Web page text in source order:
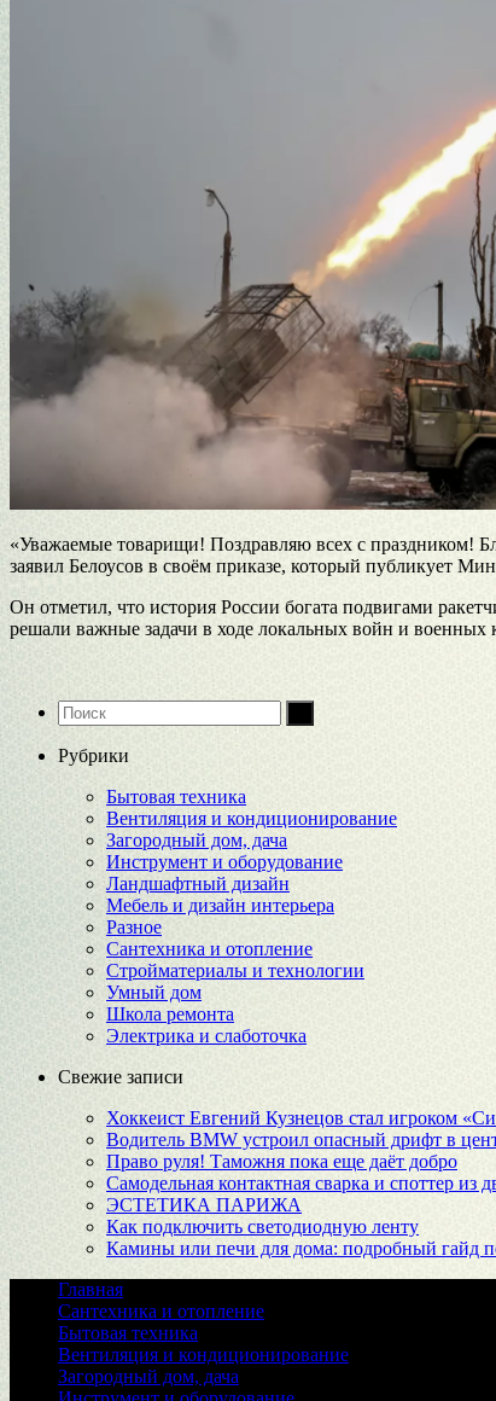
«Уважаемые товарищи! Поздравляю всех с праздником!
заявил Белоусов в своём приказе, который публикует
Он отметил, что история России богата подвигами
решали важные задачи в ходе локальных войн и военных
Рубрики
Бытовая техника
Вентиляция и кондиционирование
Загородный дом, дача
Инструмент и оборудование
Ландшафтный дизайн
Мебель и дизайн интерьера
Разное
Сантехника и отопление
Стройматериалы и технологии
Умный дом
Школа ремонта
Электрика и слаботочка
Свежие записи
Хоккеист Евгений Кузнецов стал игроком
Водитель BMW устроил опасный дрифт в
Право руля! Таможня пока еще даёт добро
Самодельная контактная сварка и споттер из
ЭСТЕТИКА ПАРИЖА
Как подключить светодиодную ленту
Камины или печи для дома: подробный гайд
Главная
Сантехника и отопление
Бытовая техника
Вентиляция и кондиционирование
Загородный дом, дача